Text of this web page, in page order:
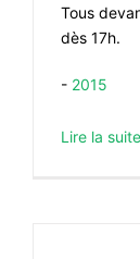
#ACTIONS
#VOS ÉLUES
Tous
dès 17h.
- 2015
Lire la suite